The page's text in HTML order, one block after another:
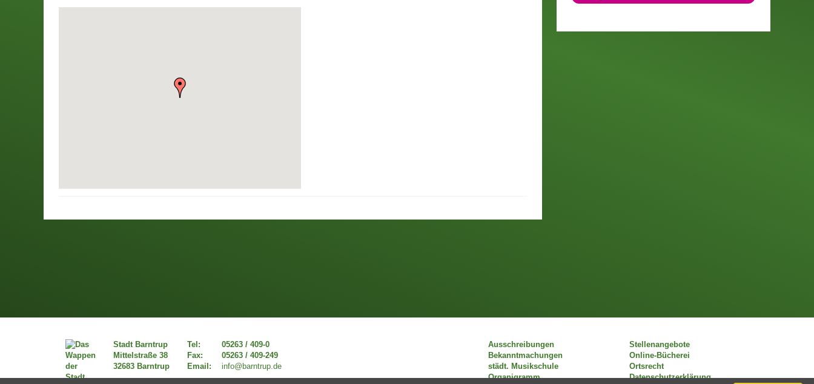
Stadt Barntrup
Mittelstraße 38
32683 Barntrup
Tel:
Fax:
Email:
05263 / 409-0
05263 / 409-249
info@barntrup.de
Ausschreibungen
Stellenangebote
Bekanntmachungen
Online-Bücherei
städt. Musikschule
Ortsrecht
Organigramm
Datenschutzerklärung